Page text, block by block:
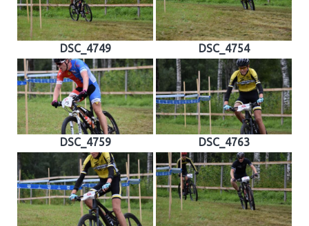
DSC_4749 DSC_4754
DSC_4759 DSC_4763